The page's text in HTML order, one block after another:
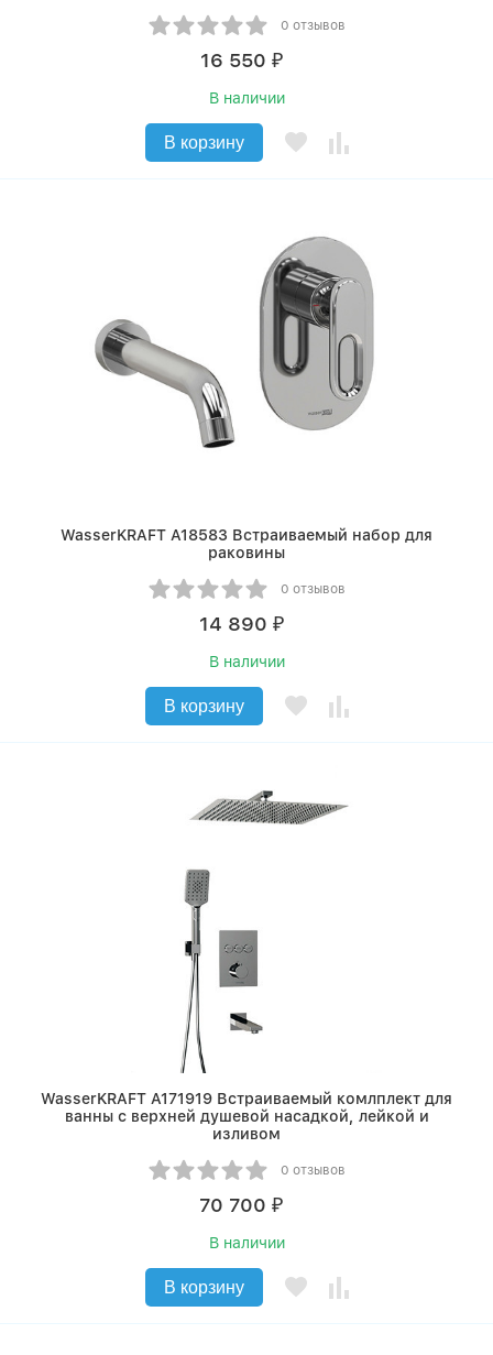
0 отзывов
16 550 ₽
В наличии
В корзину
WasserKRAFT A18583 Встраиваемый набор для
раковины
0 отзывов
14 890 ₽
В наличии
В корзину
WasserKRAFT A171919 Встраиваемый комлплект для
ванны с верхней душевой насадкой, лейкой и
изливом
0 отзывов
70 700 ₽
В наличии
В корзину